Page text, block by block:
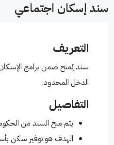
سند إسكان اجتماعي
التعريف
سند يُمنح ضمن برامج
الدخل المحدود.
التفاصيل
يتم منح السند من
الهدف هو توفير سكن